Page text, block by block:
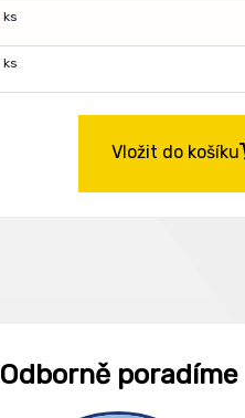
ks
ks
Vložit do košíku
Odborně poradíme